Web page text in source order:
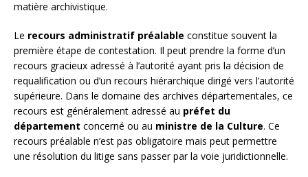
matière archivistique.
Le recours administratif préalable constitue souvent la
première étape de contestation. Il peut prendre la forme d’un
recours gracieux adressé à l’autorité ayant pris la décision de
requalification ou d’un recours hiérarchique dirigé vers l’autorité
supérieure. Dans le domaine des archives départementales, ce
recours est généralement adressé au préfet du
département concerné ou au ministre de la Culture. Ce
recours préalable n’est pas obligatoire mais peut permettre
une résolution du litige sans passer par la voie juridictionnelle.